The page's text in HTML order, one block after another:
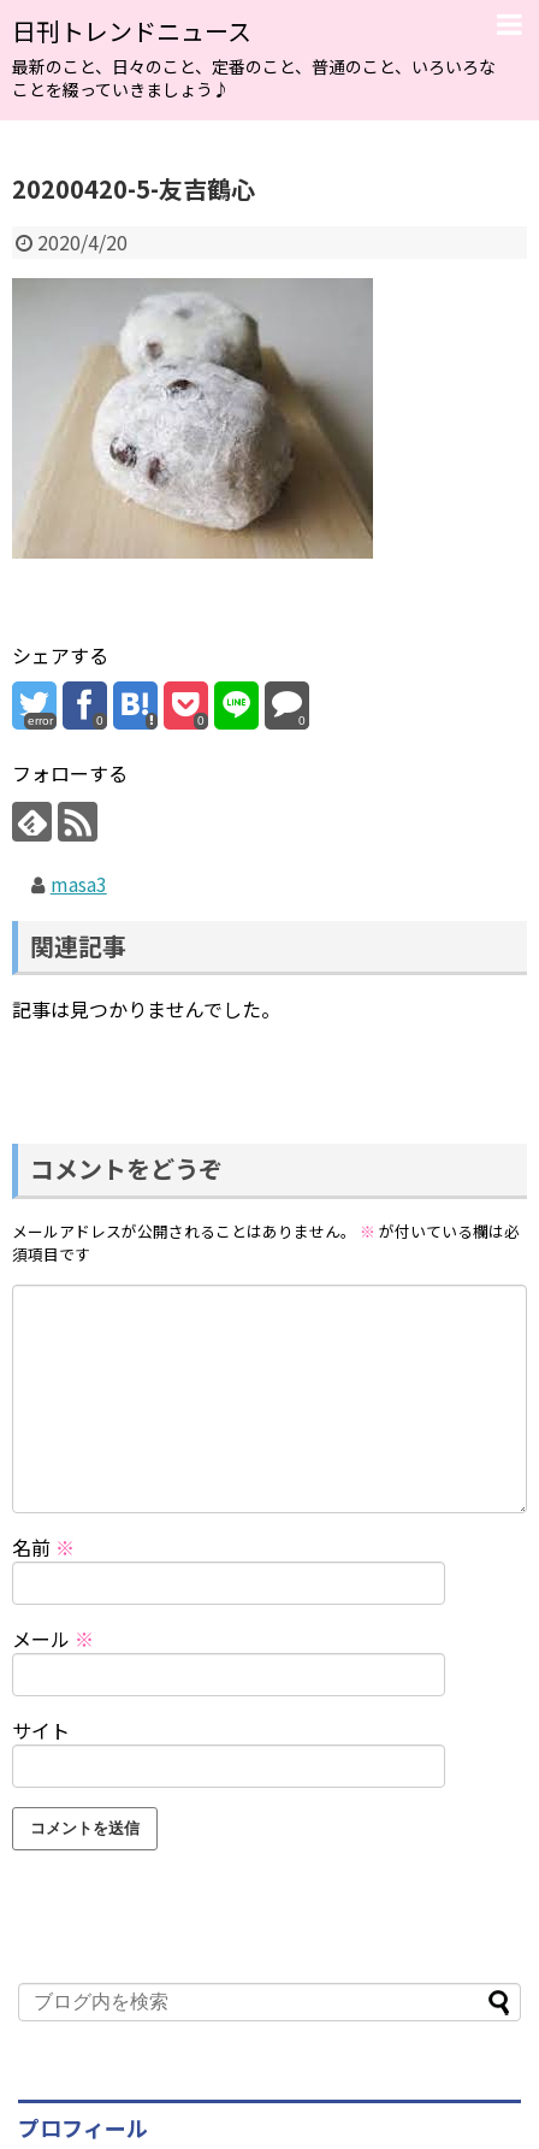
日刊トレンドニュース
最新のこと、日々のこと、定番のこと、普通のこと、いろいろな
ことを綴っていきましょう♪
20200420-5-友吉鶴心
2020/4/20
シェアする
error 0 0 0
フォローする
masa3
関連記事
記事は見つかりませんでした。
コメントをどうぞ
メールアドレスが公開されることはありません。 ※ が付いている欄は必
須項目です
名前 ※
メール ※
サイト
プロフィール